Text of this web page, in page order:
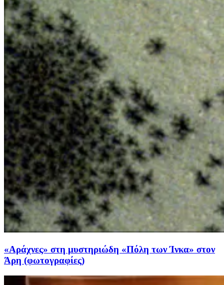
«Αράχνες» στη μυστηριώδη «Πόλη των Ίνκα» στον
Άρη (φωτογραφίες)